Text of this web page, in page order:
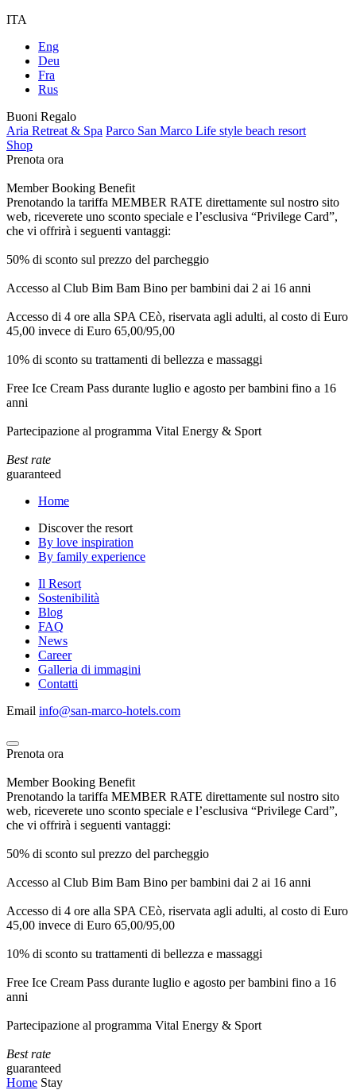
ITA
Eng
Deu
Fra
Rus
Buoni Regalo
Aria Retreat & Spa Parco San Marco Life style beach resort
Shop
Prenota ora
Member Booking Benefit
Prenotando la tariffa MEMBER RATE direttamente sul nostro sito
web, riceverete uno sconto speciale e l’esclusiva “Privilege Card”,
che vi offrirà i seguenti vantaggi:
50% di sconto sul prezzo del parcheggio
Accesso al Club Bim Bam Bino per bambini dai 2 ai 16 anni
Accesso di 4 ore alla SPA CEò, riservata agli adulti, al costo di Euro
45,00 invece di Euro 65,00/95,00
10% di sconto su trattamenti di bellezza e massaggi
Free Ice Cream Pass durante luglio e agosto per bambini fino a 16
anni
Partecipazione al programma Vital Energy & Sport
Best rate
guaranteed
Home
Discover the resort
By love inspiration
By family experience
Il Resort
Sostenibilità
Blog
FAQ
News
Career
Galleria di immagini
Contatti
Email info@san-marco-hotels.com
Prenota ora
Member Booking Benefit
Prenotando la tariffa MEMBER RATE direttamente sul nostro sito
web, riceverete uno sconto speciale e l’esclusiva “Privilege Card”,
che vi offrirà i seguenti vantaggi:
50% di sconto sul prezzo del parcheggio
Accesso al Club Bim Bam Bino per bambini dai 2 ai 16 anni
Accesso di 4 ore alla SPA CEò, riservata agli adulti, al costo di Euro
45,00 invece di Euro 65,00/95,00
10% di sconto su trattamenti di bellezza e massaggi
Free Ice Cream Pass durante luglio e agosto per bambini fino a 16
anni
Partecipazione al programma Vital Energy & Sport
Best rate
guaranteed
Home Stay